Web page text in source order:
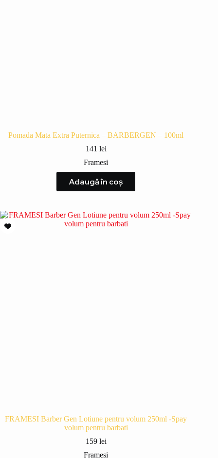
Pomada Mata Extra Puternica – BARBERGEN – 100ml
141 lei
Framesi
Adaugă în coș
FRAMESI Barber Gen Lotiune pentru volum 250ml -Spay
volum pentru barbati
159 lei
Framesi